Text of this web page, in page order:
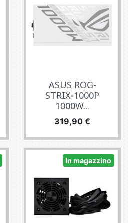
ASUS ROG-
STRIX-1000P
1000W...
Prezzo
319,90 €
In magazzino